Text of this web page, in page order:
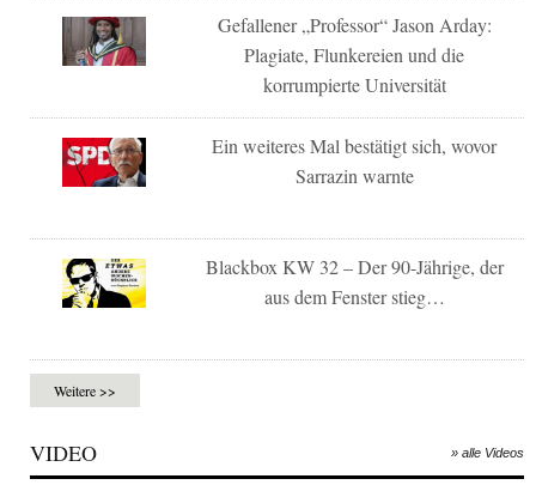
Gefallener „Professor“ Jason Arday:
Plagiate, Flunkereien und die
korrumpierte Universität
Ein weiteres Mal bestätigt sich, wovor
Sarrazin warnte
Blackbox KW 32 – Der 90-Jährige, der
aus dem Fenster stieg…
Weitere >>
VIDEO » alle Videos